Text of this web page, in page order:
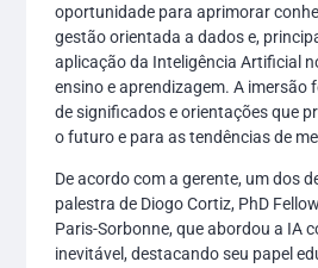
oportunidade para aprimorar
gestão orientada a dados e,
aplicação da Inteligência Artificial
ensino e aprendizagem. A imersão
de significados e orientações que
o futuro e para as tendências de
De acordo com a gerente, um dos
palestra de Diogo Cortiz, PhD
Paris-Sorbonne, que abordou a IA
inevitável, destacando seu papel